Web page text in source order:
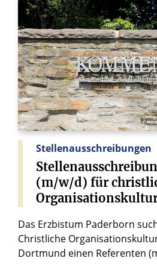
©
Stellenausschreibungen
(m/w/d) für
Das Erzbistum Paderborn
Christliche
Dortmund einen Referenten